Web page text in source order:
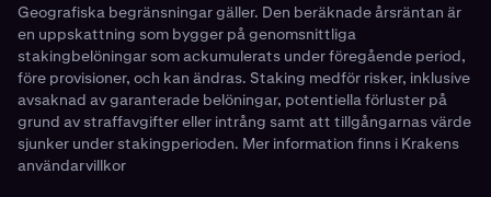
Geografiska begränsningar gäller. Den beräknade årsräntan är
en uppskattning som bygger på genomsnittliga
stakingbelöningar som ackumulerats under föregående period,
före provisioner, och kan ändras. Staking medför risker, inklusive
avsaknad av garanterade belöningar, potentiella förluster på
grund av straffavgifter eller intrång samt att tillgångarnas värde
sjunker under stakingperioden. Mer information finns i Krakens
användarvillkor